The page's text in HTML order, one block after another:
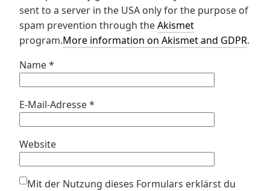
sent to a server in the USA only for the purpose of
spam prevention through theAkismet
program.More information on Akismet and GDPR.
Name*
E-Mail-Adresse*
Website
Mit der Nutzung dieses Formulars erklärst du